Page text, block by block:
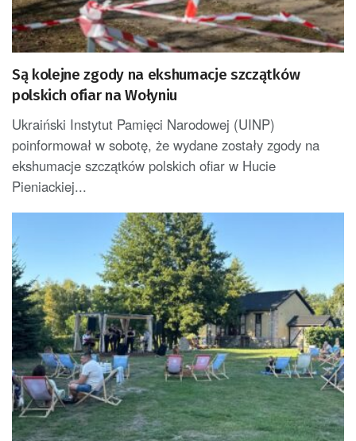
Są kolejne zgody na ekshumacje szczątków
polskich ofiar na Wołyniu
Ukraiński Instytut Pamięci Narodowej (UINP)
poinformował w sobotę, że wydane zostały zgody na
ekshumacje szczątków polskich ofiar w Hucie
Pieniackiej...